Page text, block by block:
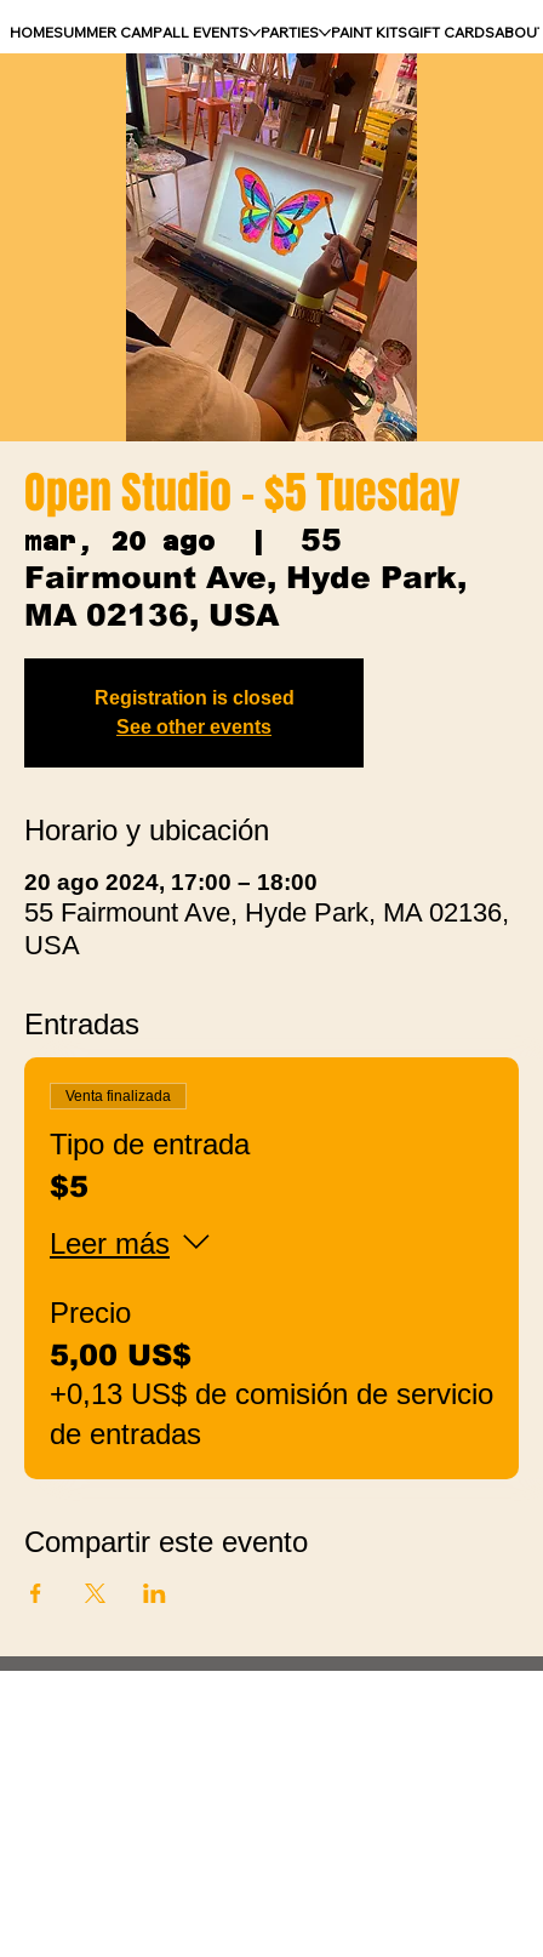
HOMESUMMER CAMPALL EVENTS PARTIES PAINT KITSGIFT CARDS
Open Studio - $5 Tuesday
mar, 20 ago
  |
55
Fairmount Ave, Hyde Park,
MA 02136, USA
Registration is closed
See other events
Horario y ubicación
20 ago 2024, 17:00 – 18:00
55 Fairmount Ave, Hyde Park, MA 02136,
USA
Entradas
Venta finalizada
Tipo de entrada
$5
Leer más
Precio
5,00 US$
+0,13 US$ de comisión de servicio
de entradas
Compartir este evento